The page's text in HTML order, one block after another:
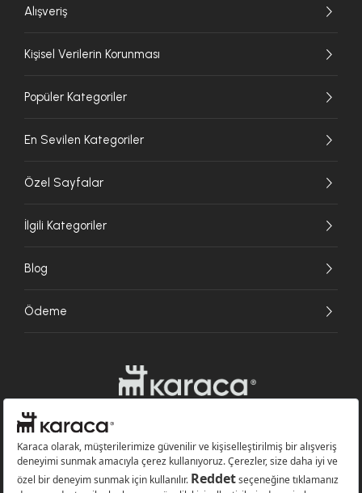
Alışveriş
Kişisel Verilerin Korunması
Popüler Kategoriler
En Sevilen Kategoriler
Özel Sayfalar
İlgili Kategoriler
Blog
Ödeme